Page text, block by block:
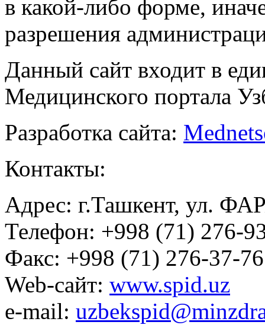
в какой-либо форме,
разрешения
Данный сайт входит в
Медицинского портала
Разработка сайта:
Контакты:
Адрес: г.Ташкент, ул.
Телефон: +998 (71) 276-
Факс: +998 (71) 276-37-76
Web-сайт: www.spid.uz
e-mail: